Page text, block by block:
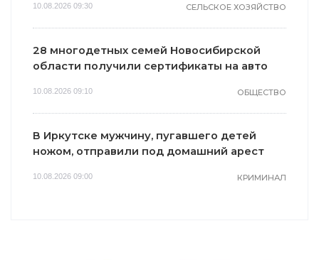
10.08.2026 09:30 СЕЛЬСКОЕ ХОЗЯЙСТВО
28 многодетных семей Новосибирской
области получили сертификаты на авто
10.08.2026 09:10 ОБЩЕСТВО
В Иркутске мужчину, пугавшего детей
ножом, отправили под домашний арест
10.08.2026 09:00 КРИМИНАЛ